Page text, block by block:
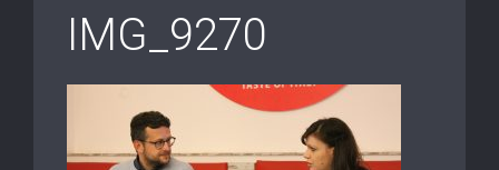
IMG_9270